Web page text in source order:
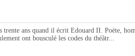
ans quand il écrit Edouard II. Poète,
ont bousculé les codes du théâtr...